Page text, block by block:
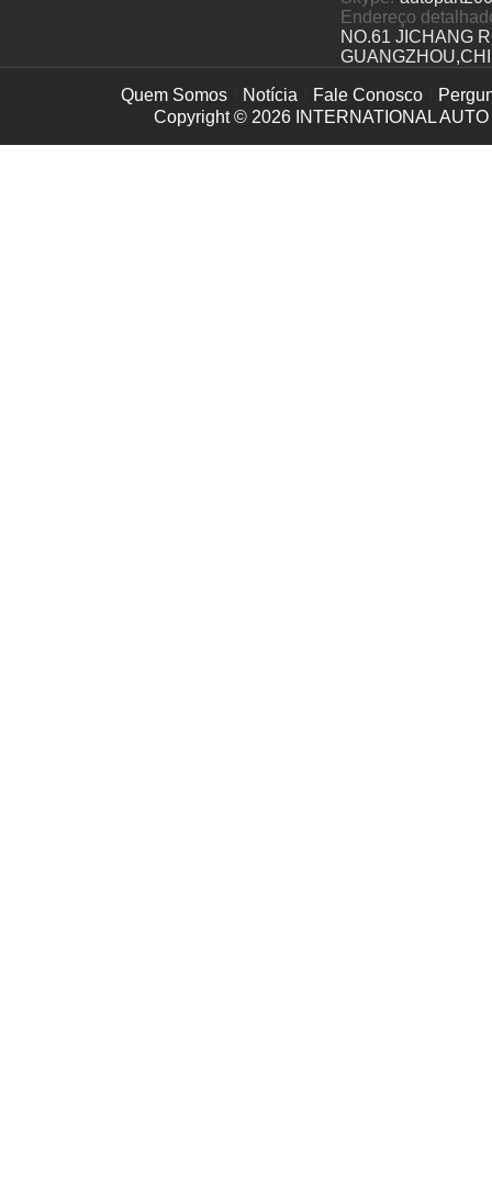
Endereço
NO.61 JICHANG
Quem Somos Notícia Fale Conosco
Copyright © 2026 INTERNATIONAL